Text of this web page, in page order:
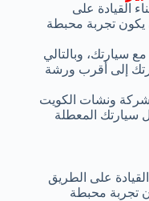
على الطريق
تجربة محبطة
القيادة على
يكون تجربة محبطة
سيارتك، وبالتالي
إلى أقرب ورشة
شركة ونشات الكويت
سيارتك المعطلة